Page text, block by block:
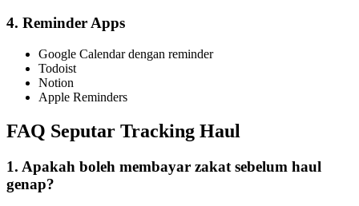
4. Reminder Apps
Google Calendar dengan reminder
Todoist
Notion
Apple Reminders
FAQ Seputar Tracking Haul
1. Apakah boleh membayar zakat sebelum haul
genap?